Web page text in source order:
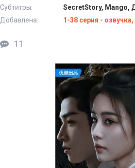
Субтитры:
SecretStory, Mango,
Добавлена:
1-38 серия -
11